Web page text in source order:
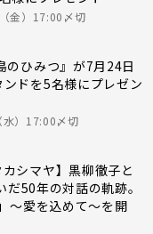
金）17:00〆切
のひみつ』が7月24日
ンドを5名様にプレゼン
）17:00〆切
カシマヤ】黒柳徹子と
50年の対話の軌跡。
～愛を込めて～を開